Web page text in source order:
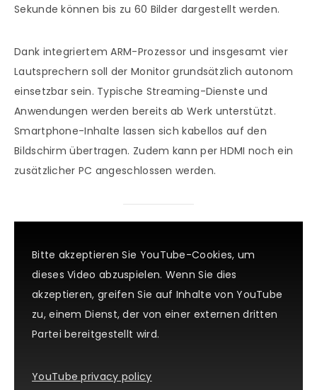
Sekunde können bis zu 60 Bilder dargestellt werden.
Dank integriertem ARM-Prozessor und insgesamt vier
Lautsprechern soll der Monitor grundsätzlich autonom
einsetzbar sein. Typische Streaming-Dienste und
Anwendungen werden bereits ab Werk unterstützt.
Smartphone-Inhalte lassen sich kabellos auf den
Bildschirm übertragen. Zudem kann per HDMI noch ein
zusätzlicher PC angeschlossen werden.
Bitte akzeptieren Sie YouTube-Cookies, um
dieses Video abzuspielen. Wenn Sie dies
akzeptieren, greifen Sie auf Inhalte von YouTube
zu, einem Dienst, der von einer externen dritten
Partei bereitgestellt wird.
YouTube privacy policy